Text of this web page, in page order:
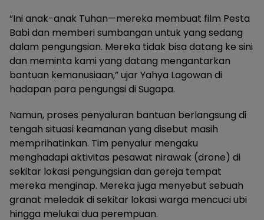
“Ini anak-anak Tuhan—mereka membuat film Pesta
Babi dan memberi sumbangan untuk yang sedang
dalam pengungsian. Mereka tidak bisa datang ke sini
dan meminta kami yang datang mengantarkan
bantuan kemanusiaan,” ujar Yahya Lagowan di
hadapan para pengungsi di Sugapa.
Namun, proses penyaluran bantuan berlangsung di
tengah situasi keamanan yang disebut masih
memprihatinkan. Tim penyalur mengaku
menghadapi aktivitas pesawat nirawak (drone) di
sekitar lokasi pengungsian dan gereja tempat
mereka menginap. Mereka juga menyebut sebuah
granat meledak di sekitar lokasi warga mencuci ubi
hingga melukai dua perempuan.